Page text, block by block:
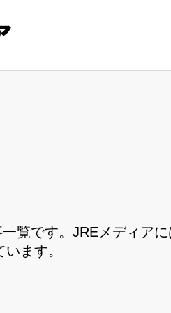
覧です。JREメディア
ます。